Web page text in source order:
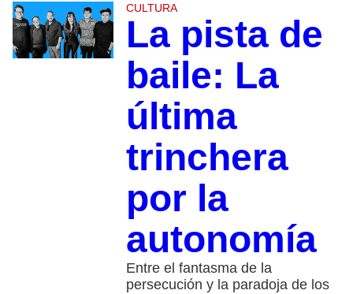
CULTURA
La pista de
baile: La
última
trinchera
por la
autonomía
Entre el fantasma de la
persecución y la paradoja de los